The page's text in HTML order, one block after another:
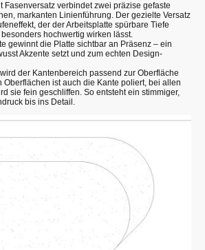
Fasenversatz verbindet zwei präzise gefaste
markanten Linienführung. Der gezielte Versatz
der der Arbeitsplatte spürbare Tiefe
hochwertig wirken lässt.
gewinnt die Platte sichtbar an Präsenz – ein
Akzente setzt und zum echten Design-
der Kantenbereich passend zur Oberfläche
Oberflächen ist auch die Kante poliert, bei allen
sie fein geschliffen. So entsteht ein stimmiger,
bis ins Detail.